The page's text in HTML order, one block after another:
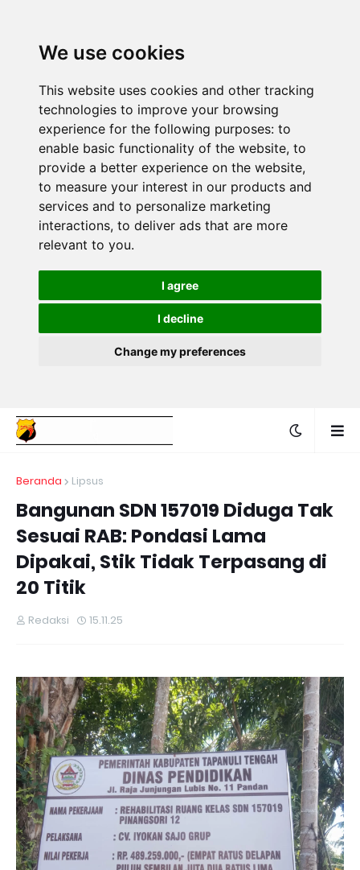
We use cookies
This website uses cookies and other tracking
technologies to improve your browsing
experience for the following purposes: to
enable basic functionality of the website, to
provide a better experience on the website,
to measure your interest in our products and
services and to personalize marketing
interactions, to deliver ads that are more
relevant to you.
I agree
I decline
Change my preferences
Beranda Lipsus
Bangunan SDN 157019 Diduga Tak
Sesuai RAB: Pondasi Lama
Dipakai, Stik Tidak Terpasang di
20 Titik
Redaksi 15.11.25